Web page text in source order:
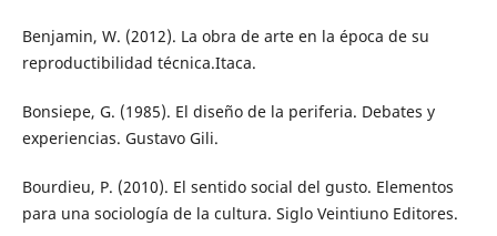
Benjamin, W. (2012). La obra de arte en la época de su
reproductibilidad técnica.Itaca.
Bonsiepe, G. (1985). El diseño de la periferia. Debates y
experiencias. Gustavo Gili.
Bourdieu, P. (2010). El sentido social del gusto. Elementos
para una sociología de la cultura. Siglo Veintiuno Editores.